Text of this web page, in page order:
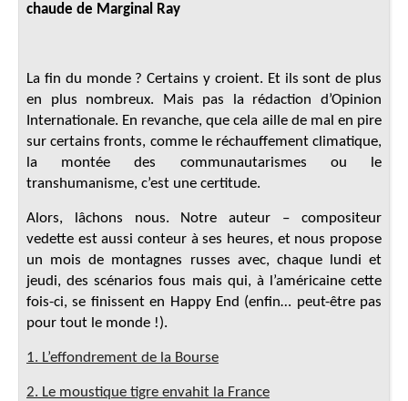
chaude de Marginal Ray
La fin du monde ? Certains y croient. Et ils sont de plus
en plus nombreux. Mais pas la rédaction d’Opinion
Internationale. En revanche, que cela aille de mal en pire
sur certains fronts, comme le réchauffement climatique,
la montée des communautarismes ou le
transhumanisme, c’est une certitude.
Alors, lâchons nous. Notre auteur – compositeur
vedette est aussi conteur à ses heures, et nous propose
un mois de montagnes russes avec, chaque lundi et
jeudi, des scénarios fous mais qui, à l’américaine cette
fois-ci, se finissent en Happy End (enfin… peut-être pas
pour tout le monde !).
1. L’effondrement de la Bourse
2. Le moustique tigre envahit la France